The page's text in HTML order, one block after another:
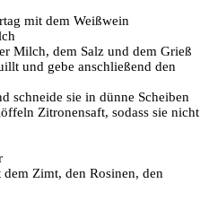
mit dem Weißwein
Milch, dem Salz und dem Grieß
und gebe anschließend den
schneide sie in dünne Scheiben
Zitronensaft, sodass sie nicht
Zimt, den Rosinen, den